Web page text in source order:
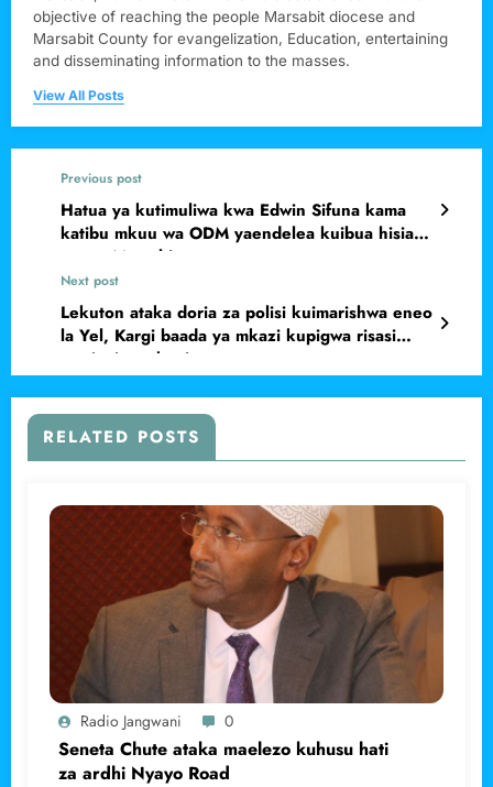
objective of reaching the people Marsabit diocese and
Marsabit County for evangelization, Education, entertaining
and disseminating information to the masses.
View All Posts
Previous post
Hatua ya kutimuliwa kwa Edwin Sifuna kama
katibu mkuu wa ODM yaendelea kuibua hisia
mseto Marsabit
Next post
Lekuton ataka doria za polisi kuimarishwa eneo
la Yel, Kargi baada ya mkazi kupigwa risasi
maajuzi mpakani.
RELATED POSTS
Radio Jangwani 0
Seneta Chute ataka maelezo kuhusu hati
za ardhi Nyayo Road